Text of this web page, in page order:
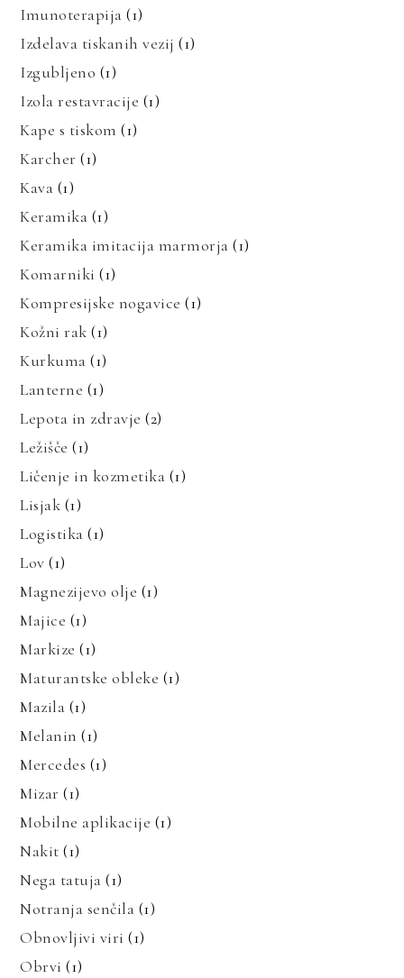
Imunoterapija (1)
Izdelava tiskanih vezij (1)
Izgubljeno (1)
Izola restavracije (1)
Kape s tiskom (1)
Karcher (1)
Kava (1)
Keramika (1)
Keramika imitacija marmorja (1)
Komarniki (1)
Kompresijske nogavice (1)
Kožni rak (1)
Kurkuma (1)
Lanterne (1)
Lepota in zdravje (2)
Ležišče (1)
Ličenje in kozmetika (1)
Lisjak (1)
Logistika (1)
Lov (1)
Magnezijevo olje (1)
Majice (1)
Markize (1)
Maturantske obleke (1)
Mazila (1)
Melanin (1)
Mercedes (1)
Mizar (1)
Mobilne aplikacije (1)
Nakit (1)
Nega tatuja (1)
Notranja senčila (1)
Obnovljivi viri (1)
Obrvi (1)